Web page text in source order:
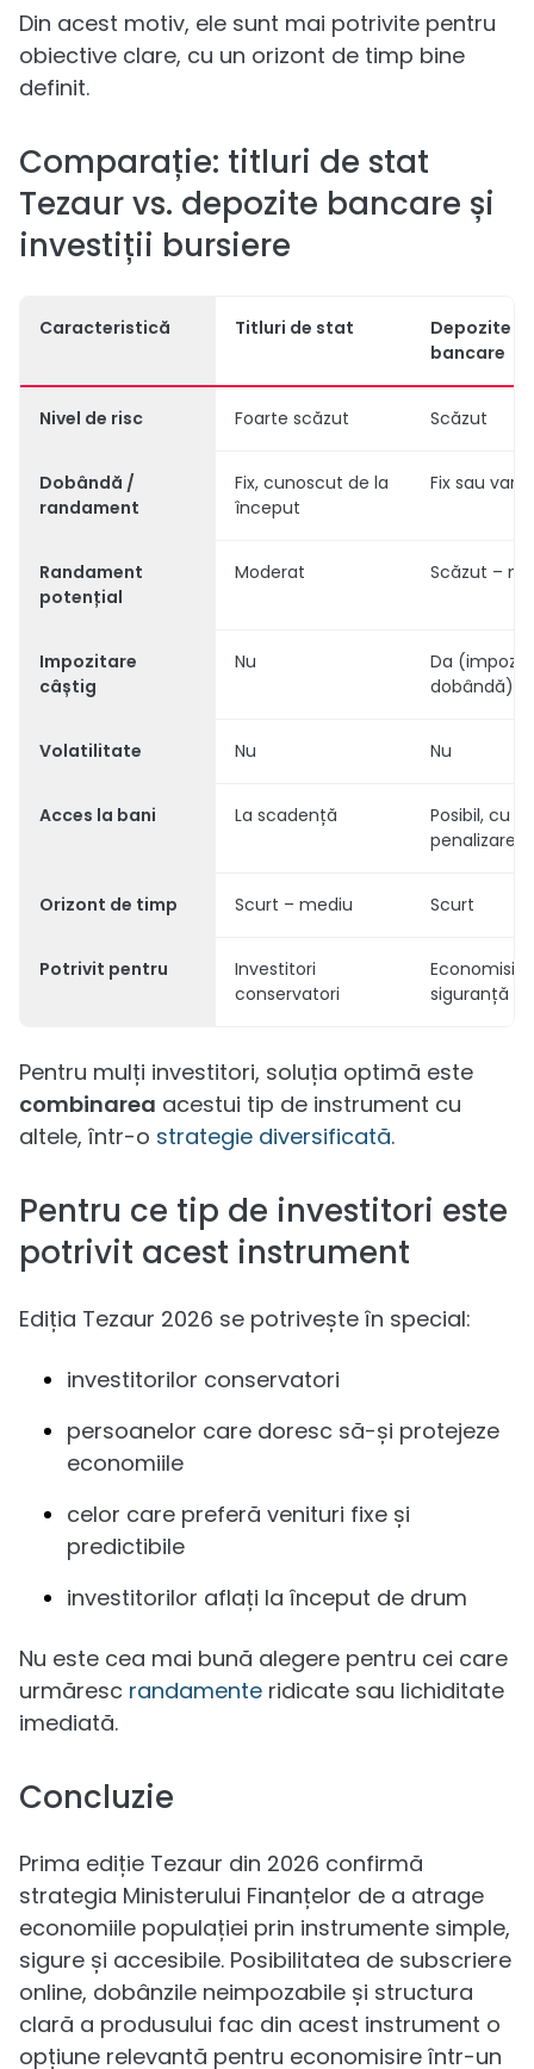
Din acest motiv, ele sunt mai potrivite pentru
obiective clare, cu un orizont de timp bine
definit.
Comparație: titluri de stat
Tezaur vs. depozite bancare și
investiții bursiere
Caracteristică Titluri de stat
Depozite
bancare
Nivel de risc Foarte scăzut Scăzut
Dobândă /
randament
Fix, cunoscut de la
început
Fix sau
Randament
potențial
Moderat Scăzut –
Impozitare
câștig
Nu
Da (impozit
dobândă)
Volatilitate Nu Nu
Acces la bani La scadență
Posibil, cu
penalizare
Orizont de timp Scurt – mediu Scurt
Potrivit pentru
Investitori
conservatori
siguranță
Pentru mulți investitori, soluția optimă este
combinarea acestui tip de instrument cu
altele, într-o strategie diversificată.
Pentru ce tip de investitori este
potrivit acest instrument
Ediția Tezaur 2026 se potrivește în special:
investitorilor conservatori
persoanelor care doresc să-și protejeze
economiile
celor care preferă venituri fixe și
predictibile
investitorilor aflați la început de drum
Nu este cea mai bună alegere pentru cei care
urmăresc randamente ridicate sau lichiditate
imediată.
Concluzie
Prima ediție Tezaur din 2026 confirmă
strategia Ministerului Finanțelor de a atrage
economiile populației prin instrumente simple,
sigure și accesibile. Posibilitatea de subscriere
online, dobânzile neimpozabile și structura
clară a produsului fac din acest instrument o
opțiune relevantă pentru economisire într-un